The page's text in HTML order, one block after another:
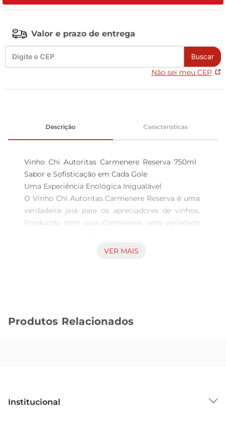
Valor e prazo de entrega
Buscar
Não sei meu CEP
Descrição Características
Vinho Chi Autoritas Carmenere Reserva 750ml
Sabor e Sofisticação em Cada Gole
Uma Experiência Enológica Inigualável
O Vinho Chi Autoritas Carmenere Reserva é uma
verdadeira joia para os apreciadores de vinhos.
Produzido com uvas Carmenere, uma variedade
perfil de sabor rico e complexo, ideal para
Este vinho se destaca por sua cor rubi intensa e
quem busca um vinho que harmonize com
VER MAIS
Produtos Relacionados
Institucional